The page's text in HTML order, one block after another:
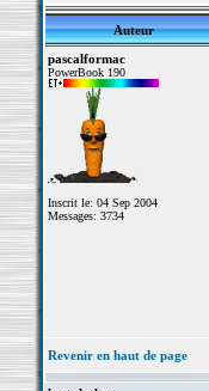
Auteur
pascalformac
PowerBook 190
Inscrit le: 04 Sep 2004
Messages: 3734
Revenir en haut de page